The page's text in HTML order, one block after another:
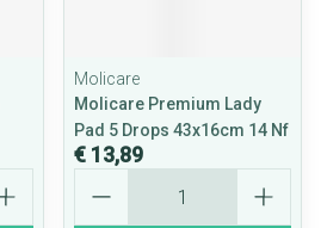
Molicare
Molicare Premium Lady
Pad 5 Drops 43x16cm 14 Nf
€ 13,89